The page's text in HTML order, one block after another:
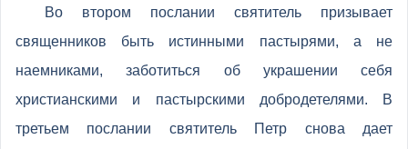
Во втором послании святитель призывает
священников быть истинными пастырями, а не
наемниками, заботиться об украшении себя
христианскими и пастырскими добродетелями. В
третьем послании святитель Петр снова дает